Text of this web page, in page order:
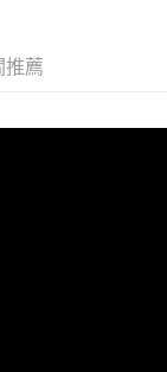
成。
取消訂單，請聯絡
推薦